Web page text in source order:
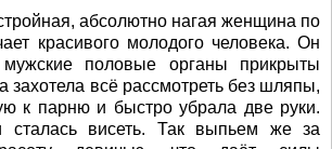
абсолютно нагая женщина по
красивого молодого человека. Он
половые органы прикрыты
всё рассмотреть без шляпы,
к парню и быстро убрала две руки.
висеть. Так выпьем же за